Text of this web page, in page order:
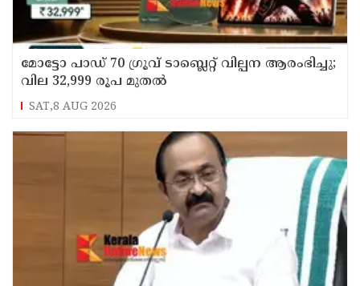
മോട്ടോ പാഡ് 70 ഗ്രൂവ് ടാബ്ലെറ്റ് വില്പന ആരംഭിച്ചു;
വില 32,999 രൂപ മുതൽ
SAT,8 AUG 2026